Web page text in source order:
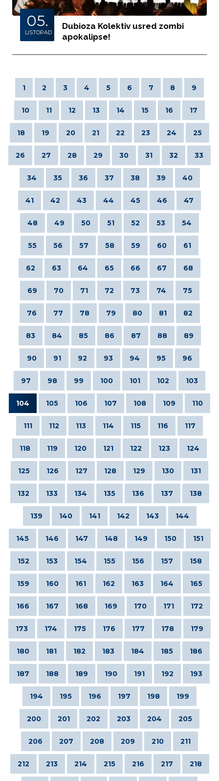
05.
LISTOPAD
Dubioza Kolektiv usred zombi
apokalipse!
1 2 3 4 5 6 7 8 9
10 11 12 13 14 15 16 17
18 19 20 21 22 23 24 25
26 27 28 29 30 31 32 33
34 35 36 37 38 39 40
41 42 43 44 45 46 47
48 49 50 51 52 53 54
55 56 57 58 59 60 61
62 63 64 65 66 67 68
69 70 71 72 73 74 75
76 77 78 79 80 81 82
83 84 85 86 87 88 89
90 91 92 93 94 95 96
97 98 99 100 101 102 103
104 105 106 107 108 109 110
111 112 113 114 115 116 117
118 119 120 121 122 123 124
125 126 127 128 129 130 131
132 133 134 135 136 137 138
139 140 141 142 143 144
145 146 147 148 149 150 151
152 153 154 155 156 157 158
159 160 161 162 163 164 165
166 167 168 169 170 171 172
173 174 175 176 177 178 179
180 181 182 183 184 185 186
187 188 189 190 191 192 193
194 195 196 197 198 199
200 201 202 203 204 205
206 207 208 209 210 211
212 213 214 215 216 217 218